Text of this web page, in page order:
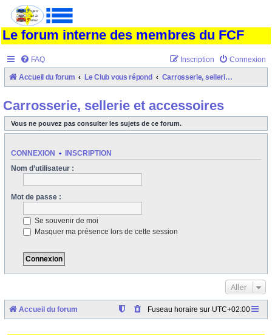
Le forum interne des membres du FCF
FAQ Connexion
Inscription
Accueil du forum Le Club vous répond Carrosserie, sellerie et accessoires
Carrosserie, sellerie et accessoires
Vous ne pouvez pas consulter les sujets de ce forum.
CONNEXION • INSCRIPTION
Nom d’utilisateur :
Mot de passe :
Se souvenir de moi
Masquer ma présence lors de cette session
Aller
Accueil du forum Fuseau horaire sur UTC+02:00